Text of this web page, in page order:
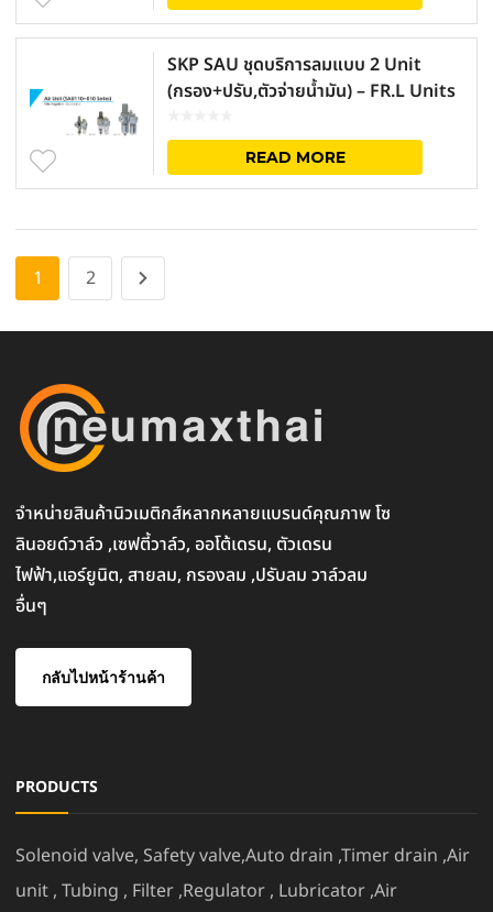
SKP SAU ชุดบริการลมแบบ 2 Unit
(กรอง+ปรับ,ตัวจ่ายน้ำมัน) – FR.L Units
READ MORE
1 2
จำหน่ายสินค้านิวเมติกส์หลากหลายแบรนด์คุณภาพ โซ
ลินอยด์วาล์ว ,เซฟตี้วาล์ว, ออโต้เดรน, ตัวเดรน
ไฟฟ้า,แอร์ยูนิต, สายลม, กรองลม ,ปรับลม วาล์วลม
อื่นๆ
กลับไปหน้าร้านค้า
PRODUCTS
Solenoid valve, Safety valve,Auto drain ,Timer drain ,Air
unit , Tubing , Filter ,Regulator , Lubricator ,Air